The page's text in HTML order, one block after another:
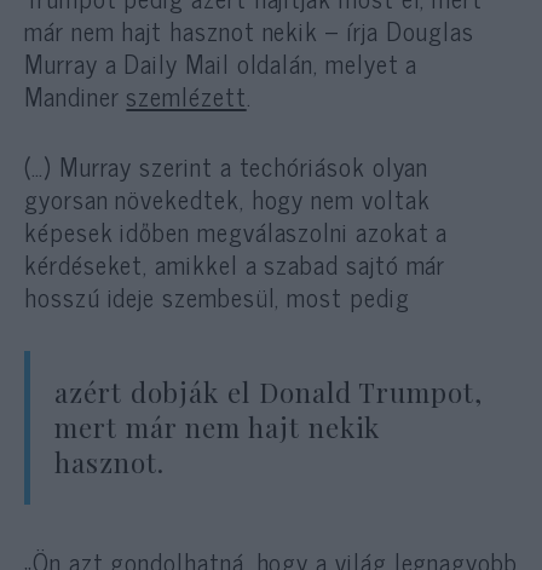
már nem hajt hasznot nekik – írja Douglas
Murray a Daily Mail oldalán, melyet a
Mandiner szemlézett.
(…) Murray szerint a techóriások olyan
gyorsan növekedtek, hogy nem voltak
képesek időben megválaszolni azokat a
kérdéseket, amikkel a szabad sajtó már
hosszú ideje szembesül, most pedig
azért dobják el Donald Trumpot,
mert már nem hajt nekik
hasznot.
„Ön azt gondolhatná, hogy a világ legnagyobb